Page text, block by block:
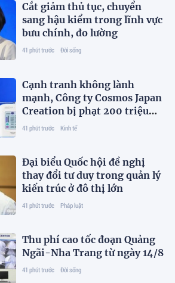
Cắt giảm thủ tục, chuyển
sang hậu kiểm trong lĩnh vực
bưu chính, đo lường
41 phút trước Đời sống
Cạnh tranh không lành
mạnh, Công ty Cosmos Japan
Creation bị phạt 200 triệu
đồng
41 phút trước Kinh tế
Đại biểu Quốc hội đề nghị
thay đổi tư duy trong quản lý
kiến trúc ở đô thị lớn
41 phút trước Pháp luật
Thu phí cao tốc đoạn Quảng
Ngãi-Nha Trang từ ngày 14/8
41 phút trước Đời sống